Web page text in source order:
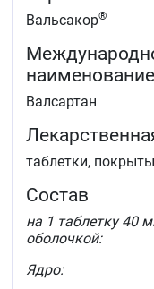
Артериальная
6 до 18 лет.
Вальсакор®
наименование
Валсартан
таблетки,
Состав
на 1 таблетку 40
оболочкой:
Ядро: